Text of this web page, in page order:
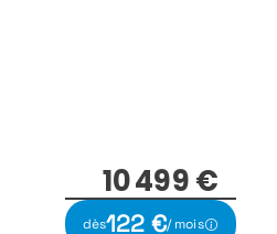
10 499 €
dès122 €/ mois